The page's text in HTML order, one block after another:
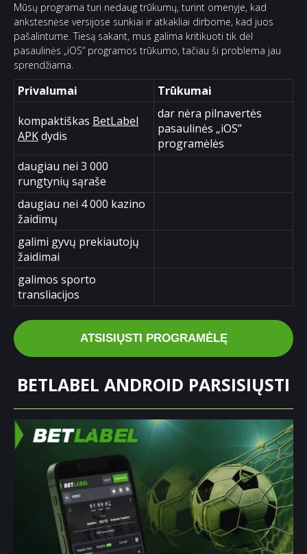
Mūsų programa turi nedaug trūkumų, turint omenyje, kad
ankstesnėse versijose sunkiai ir atkakliai dirbome, kad juos
pašalintume. Tiesą sakant, mus galima kritikuoti tik dėl
pasaulinės „iOS” programos trūkumo, tačiau ši problema jau
sprendžiama.
Privalumai
Trūkumai
kompaktiškas BetLabel
APKdydis
dar nėra pilnavertės
pasaulinės „iOS”
programėlės
daugiau nei 3 000
rungtynių sąraše
daugiau nei 4 000 kazino
žaidimų
galimi gyvų prekiautojų
žaidimai
galimos sporto
transliacijos
ATSISIŲSTI PROGRAMĖLĘ
BETLABEL ANDROID PARSISIŲSTI